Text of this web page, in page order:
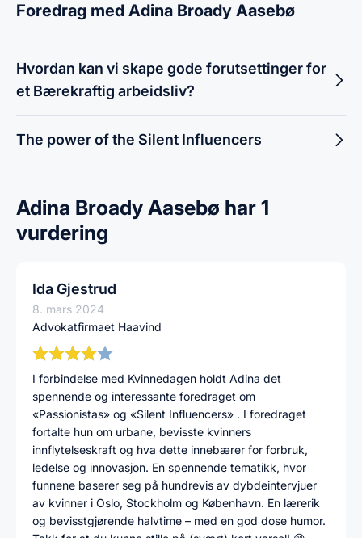
Foredrag med Adina Broady Aasebø
Hvordan kan vi skape gode forutsettinger for
et Bærekraftig arbeidsliv?
The power of the Silent Influencers
Adina Broady Aasebø har 1
vurdering
Ida Gjestrud
8. mars 2024
Advokatfirmaet Haavind
I forbindelse med Kvinnedagen holdt Adina det
spennende og interessante foredraget om
«Passionistas» og «Silent Influencers» . I foredraget
fortalte hun om urbane, bevisste kvinners
innflytelseskraft og hva dette innebærer for forbruk,
ledelse og innovasjon. En spennende tematikk, hvor
funnene baserer seg på hundrevis av dybdeintervjuer
av kvinner i Oslo, Stockholm og København. En lærerik
og bevisstgjørende halvtime – med en god dose humor.